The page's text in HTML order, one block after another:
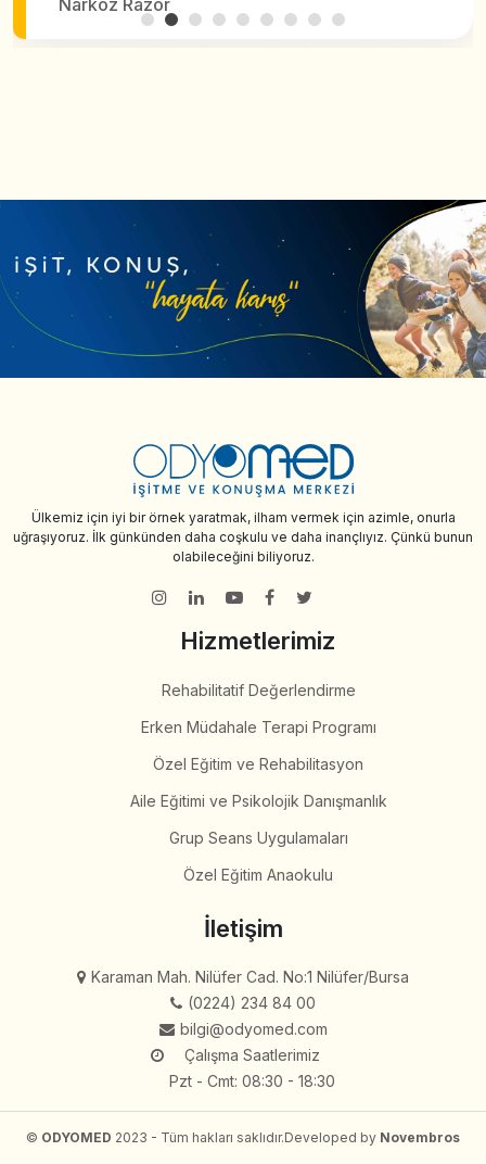
Narkoz Razor
Ülkemiz için iyi bir örnek yaratmak, ilham vermek için azimle, onurla
uğraşıyoruz. İlk günkünden daha coşkulu ve daha inançlıyız. Çünkü bunun
olabileceğini biliyoruz.
Hizmetlerimiz
Rehabilitatif Değerlendirme
Erken Müdahale Terapi Programı
Özel Eğitim ve Rehabilitasyon
Aile Eğitimi ve Psikolojik Danışmanlık
Grup Seans Uygulamaları
Özel Eğitim Anaokulu
İletişim
Karaman Mah. Nilüfer Cad. No:1 Nilüfer/Bursa
(0224) 234 84 00
bilgi@odyomed.com
Çalışma Saatlerimiz
Pzt - Cmt: 08:30 - 18:30
© ODYOMED 2023 - Tüm hakları saklıdır. Developed by Novembros